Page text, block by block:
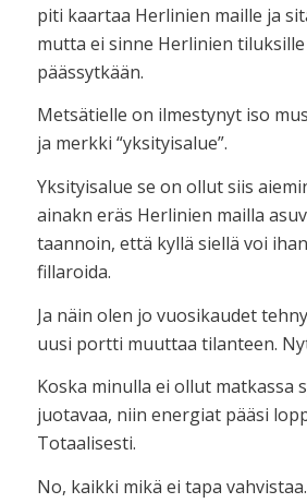
piti kaartaa Herlinien maille ja
mutta ei sinne Herlinien
päässytkään.
Metsätielle on ilmestynyt iso
ja merkki “yksityisalue”.
Yksityisalue se on ollut siis
ainakn eräs Herlinien mailla
taannoin, että kyllä siellä voi
fillaroida.
Ja näin olen jo vuosikaudet
uusi portti muuttaa tilanteen.
Koska minulla ei ollut matkassa
juotavaa, niin energiat pääsi
Totaalisesti.
No, kaikki mikä ei tapa vahvistaa.